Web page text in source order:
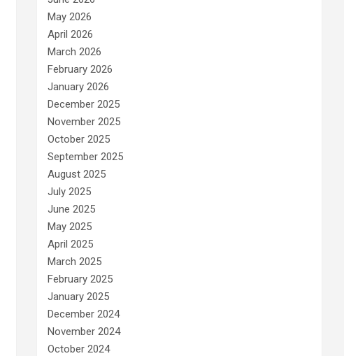
May 2026
April 2026
March 2026
February 2026
January 2026
December 2025
November 2025
October 2025
September 2025
August 2025
July 2025
June 2025
May 2025
April 2025
March 2025
February 2025
January 2025
December 2024
November 2024
October 2024